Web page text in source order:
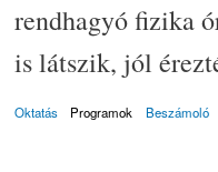
rendhagyó fizika
is látszik, jól
Oktatás Programok Beszámoló